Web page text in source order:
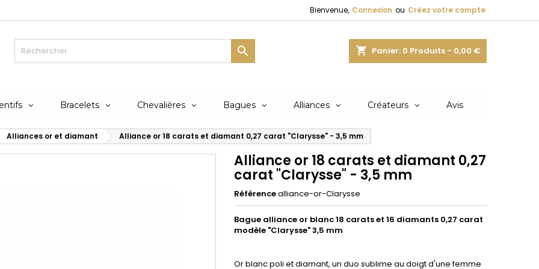
Bienvenue, Connexion ou Créez votre compte
shopping_cart Panier: 0 Produits - 0,00 €

Bracelets Chevalières Bagues Alliances Créateurs Avis
Alliances or et diamant Alliance or 18 carats et diamant 0,27 carat "Clarysse" - 3,5 mm
Alliance or 18 carats et diamant 0,27
carat "Clarysse" - 3,5 mm
Référencealliance-or-Clarysse
Bague alliance or blanc 18 carats et 16 diamants 0,27 carat
modèle "Clarysse" 3,5 mm
Or blanc poli et diamant, un duo sublime au doigt d'une femme